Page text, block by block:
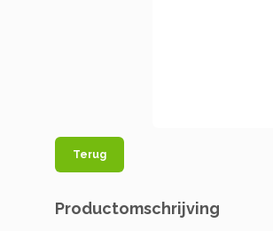
Terug
Productomschrijving